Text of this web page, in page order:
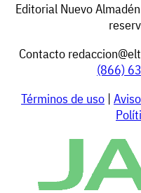
Editorial Nuevo
Contacto
(866)
Términos de uso |